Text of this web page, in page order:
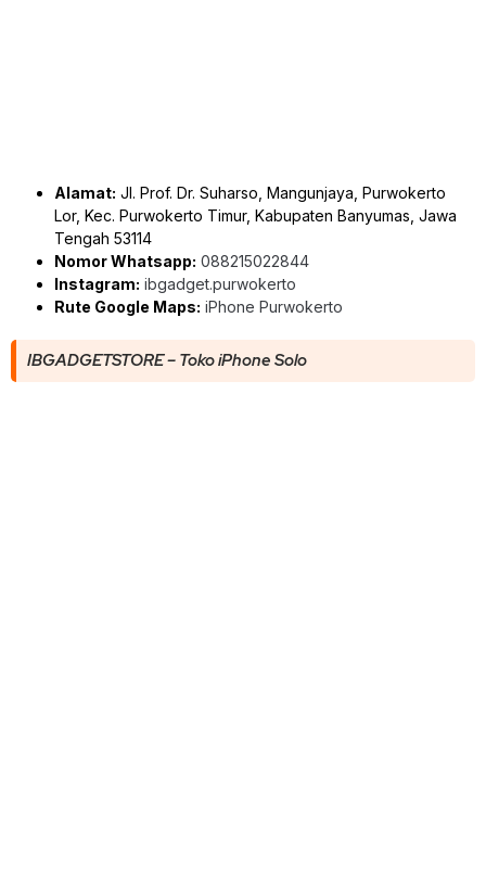
Alamat: Jl. Prof. Dr. Suharso, Mangunjaya, Purwokerto
Lor, Kec. Purwokerto Timur, Kabupaten Banyumas, Jawa
Tengah 53114
Nomor Whatsapp: 088215022844
Instagram: ibgadget.purwokerto
Rute Google Maps: iPhone Purwokerto
IBGADGETSTORE – Toko iPhone Solo